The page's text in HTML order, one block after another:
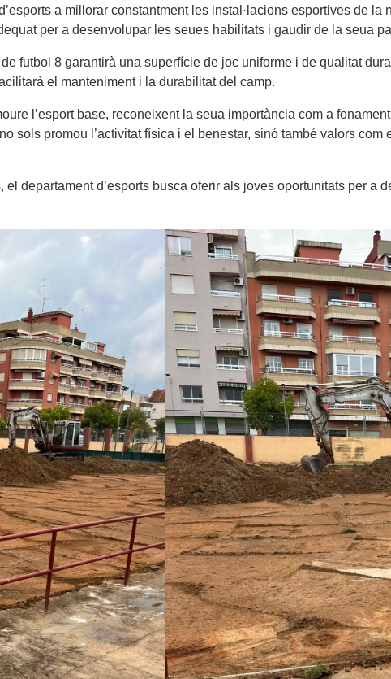
a millorar constantment les instal·lacions esportives de la
per a desenvolupar les seues habilitats i gaudir de la seua
futbol 8 garantirà una superfície de joc uniforme i de qualitat
el manteniment i la durabilitat del camp.
l’esport base, reconeixent la seua importància com a
sols promou l’activitat física i el benestar, sinó també valors
departament d’esports busca oferir als joves oportunitats per a